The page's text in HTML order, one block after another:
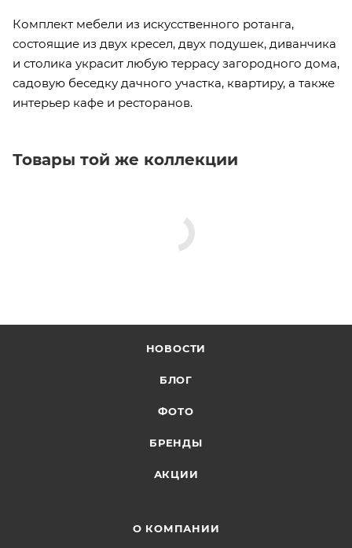
Комплект мебели из искусственного ротанга,
состоящие из двух кресел, двух подушек, диванчика
и столика украсит любую террасу загородного дома,
садовую беседку дачного участка, квартиру, а также
интерьер кафе и ресторанов.
Товары той же коллекции
НОВОСТИ
БЛОГ
ФОТО
БРЕНДЫ
АКЦИИ
О КОМПАНИИ